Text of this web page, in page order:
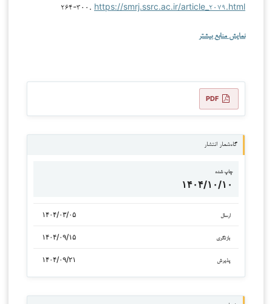
۲۶۴-۳۰۰. https://smrj.ssrc.ac.ir/article_۲۰۷۹.html
نمایش منابع بیشتر
PDF
گاه‌شمار انتشار
چاپ شده
۱۴۰۴/۱۰/۱۰
ارسال ۱۴۰۴/۰۳/۰۵
بازنگری ۱۴۰۴/۰۹/۱۵
پذیرش ۱۴۰۴/۰۹/۲۱